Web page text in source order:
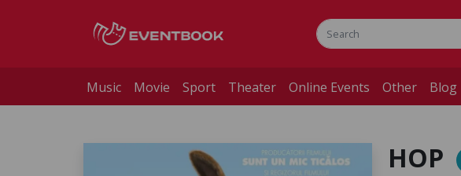
Music Movie Sport Theater Online Events Other Blog
HOP